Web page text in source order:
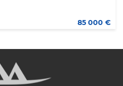
85 000 €